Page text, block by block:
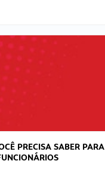
PRECISA SABER PARA